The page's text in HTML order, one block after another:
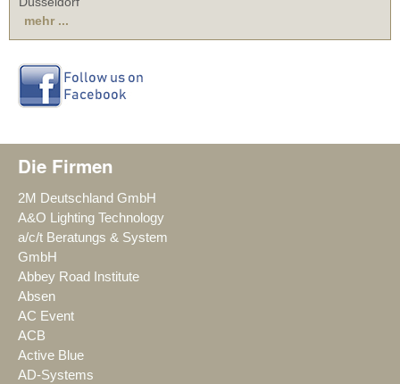
mehr ...
Die Firmen
2M Deutschland GmbH
A&O Lighting Technology
a/c/t Beratungs & System
GmbH
Abbey Road Institute
Absen
AC Event
ACB
Active Blue
AD-Systems